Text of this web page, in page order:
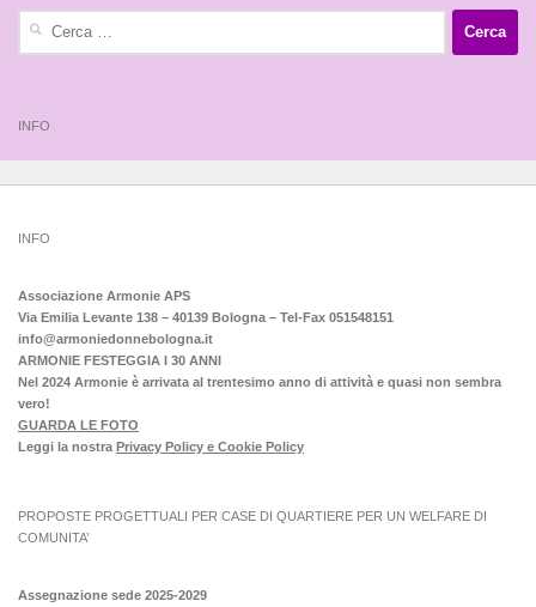
INFO
INFO
Associazione Armonie APS
Via Emilia Levante 138 – 40139 Bologna – Tel-Fax 051548151
info@armoniedonnebologna.it
ARMONIE FESTEGGIA I 30 ANNI
Nel 2024 Armonie è arrivata al trentesimo anno di attività e quasi non sembra
vero!
GUARDA LE FOTO
Leggi la nostra Privacy Policy e Cookie Policy
PROPOSTE PROGETTUALI PER CASE DI QUARTIERE PER UN WELFARE DI
COMUNITA’
Assegnazione sede 2025-2029